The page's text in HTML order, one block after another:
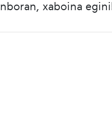
xaboina